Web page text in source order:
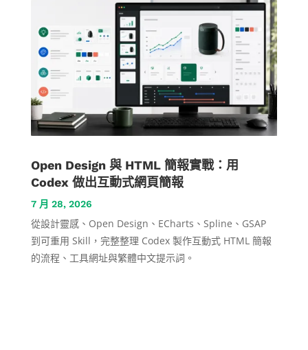
Open Design 與 HTML 簡報實戰：用
Codex 做出互動式網頁簡報
7 月 28, 2026
從設計靈感、Open Design、ECharts、Spline、GSAP
到可重用 Skill，完整整理 Codex 製作互動式 HTML 簡報
的流程、工具網址與繁體中文提示詞。